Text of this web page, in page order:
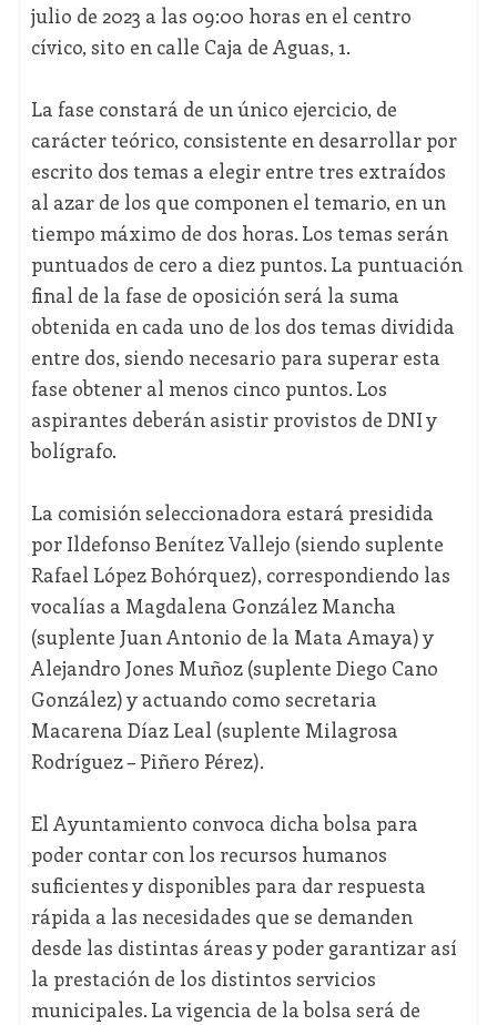
julio de 2023 a las 09:00 horas en el centro
cívico, sito en calle Caja de Aguas, 1.
La fase constará de un único ejercicio, de
carácter teórico, consistente en desarrollar por
escrito dos temas a elegir entre tres extraídos
al azar de los que componen el temario, en un
tiempo máximo de dos horas. Los temas serán
puntuados de cero a diez puntos. La puntuación
final de la fase de oposición será la suma
obtenida en cada uno de los dos temas dividida
entre dos, siendo necesario para superar esta
fase obtener al menos cinco puntos. Los
aspirantes deberán asistir provistos de DNI y
bolígrafo.
La comisión seleccionadora estará presidida
por Ildefonso Benítez Vallejo (siendo suplente
Rafael López Bohórquez), correspondiendo las
vocalías a Magdalena González Mancha
(suplente Juan Antonio de la Mata Amaya) y
Alejandro Jones Muñoz (suplente Diego Cano
González) y actuando como secretaria
Macarena Díaz Leal (suplente Milagrosa
Rodríguez – Piñero Pérez).
El Ayuntamiento convoca dicha bolsa para
poder contar con los recursos humanos
suficientes y disponibles para dar respuesta
rápida a las necesidades que se demanden
desde las distintas áreas y poder garantizar así
la prestación de los distintos servicios
municipales. La vigencia de la bolsa será de